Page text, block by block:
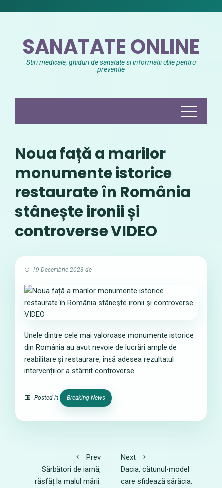
SANATATE ONLINE
Stiri medicale, ghiduri de sanatate si informatii utile pentru
preventie
Noua față a marilor
monumente istorice
restaurate în România
stânește ironii și
controverse VIDEO
19 Decembrie 2023 de
Unele dintre cele mai valoroase monumente istorice
din România au avut nevoie de lucrări ample de
reabilitare și restaurare, însă adesea rezultatul
intervențiilor a stârnit controverse.
Posted in Breaking News
Prev
Sărbători de iarnă,
răsfăț la malul mării.
Next
Dacia, cătunul-model
care sfidează sărăcia.